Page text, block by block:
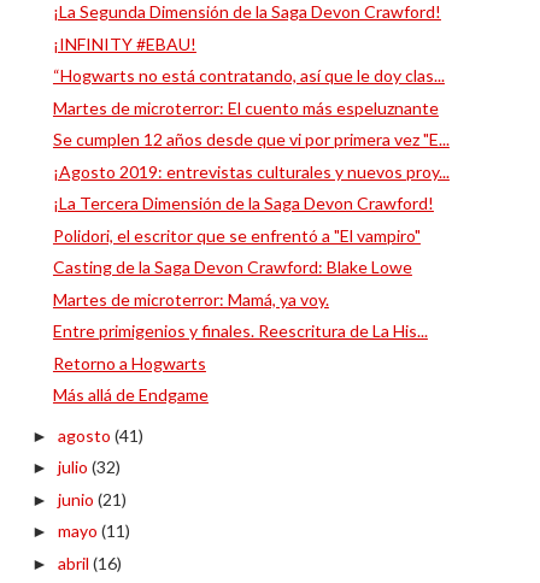
¡La Segunda Dimensión de la Saga Devon Crawford!
¡INFINITY #EBAU!
“Hogwarts no está contratando, así que le doy clas...
Martes de microterror: El cuento más espeluznante
Se cumplen 12 años desde que vi por primera vez "E...
¡Agosto 2019: entrevistas culturales y nuevos proy...
¡La Tercera Dimensión de la Saga Devon Crawford!
Polidori, el escritor que se enfrentó a "El vampiro"
Casting de la Saga Devon Crawford: Blake Lowe
Martes de microterror: Mamá, ya voy.
Entre primigenios y finales. Reescritura de La His...
Retorno a Hogwarts
Más allá de Endgame
► agosto (41)
► julio (32)
► junio (21)
► mayo (11)
► abril (16)